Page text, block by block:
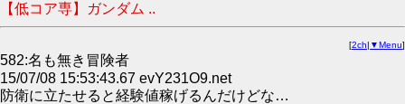
【低コア専】ガンダム ..
[2ch| ▼Menu]
582:名も無き冒険者
15/07/08 15:53:43.67 evY231O9.net
防衛に立たせると経験値稼げるんだけどな…